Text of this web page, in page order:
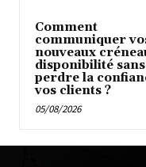
Comment
communiquer
nouveaux
disponibilité sans
perdre la
vos clients ?
05/08/2026